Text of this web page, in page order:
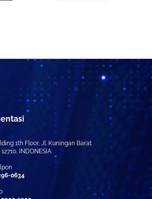
1th Floor, Jl. Kuningan Barat
INDONESIA
0634